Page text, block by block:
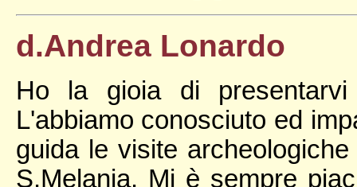
d.Andrea Lonardo
Ho la gioia di presentarvi
L'abbiamo conosciuto ed
guida le visite
S.Melania. Mi è sempre